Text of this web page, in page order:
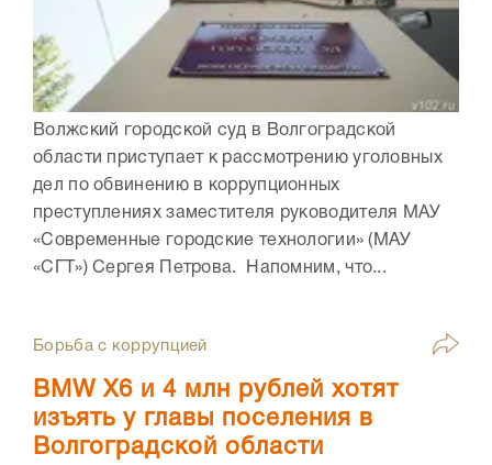
Волжский городской суд в Волгоградской
области приступает к рассмотрению уголовных
дел по обвинению в коррупционных
преступлениях заместителя руководителя МАУ
«Современные городские технологии» (МАУ
«СГТ») Сергея Петрова. Напомним, что...
Борьба с коррупцией
BMW X6 и 4 млн рублей хотят
изъять у главы поселения в
Волгоградской области